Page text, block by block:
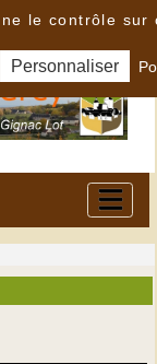
le contrôle sur
Personnaliser